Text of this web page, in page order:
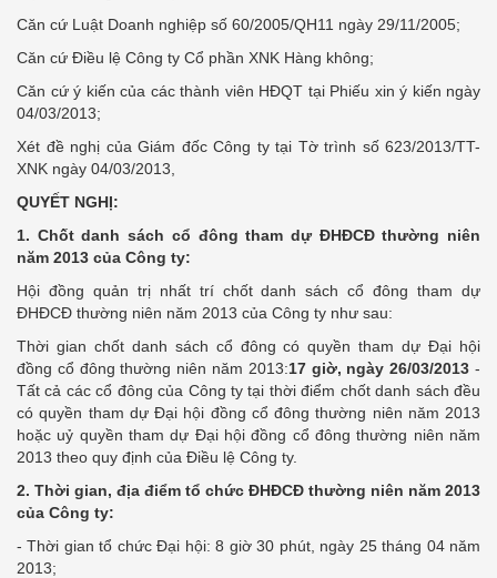
Căn cứ Luật Doanh nghiệp số 60/2005/QH11 ngày 29/11/2005;
Căn cứ Điều lệ Công ty Cổ phần XNK Hàng không;
Căn cứ ý kiến của các thành viên HĐQT tại Phiếu xin ý kiến ngày
04/03/2013;
Xét đề nghị của Giám đốc Công ty tại Tờ trình số 623/2013/TT-
XNK ngày 04/03/2013,
QUYẾT NGHỊ:
1. Chốt danh sách cổ đông tham dự ĐHĐCĐ thường niên
năm 2013 của Công ty:
Hội đồng quản trị nhất trí chốt danh sách cổ đông tham dự
ĐHĐCĐ thường niên năm 2013 của Công ty như sau:
Thời gian chốt danh sách cổ đông có quyền tham dự Đại hội
đồng cổ đông thường niên năm 2013:17 giờ, ngày 26/03/2013 -
Tất cả các cổ đông của Công ty tại thời điểm chốt danh sách đều
có quyền tham dự Đại hội đồng cổ đông thường niên năm 2013
hoặc uỷ quyền tham dự Đại hội đồng cổ đông thường niên năm
2013 theo quy định của Điều lệ Công ty.
2. Thời gian, địa điểm tổ chức ĐHĐCĐ thường niên năm 2013
của Công ty:
- Thời gian tổ chức Đại hội: 8 giờ 30 phút, ngày 25 tháng 04 năm
2013;